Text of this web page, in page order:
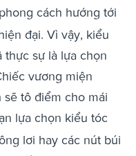
cách hướng tới
đại. Vì vậy, kiểu
sự là lựa chọn
vương miện
tô điểm cho mái
lựa chọn kiểu tóc
lơi hay các nút búi